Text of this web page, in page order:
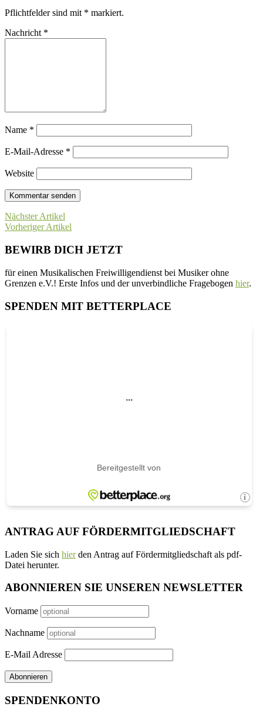
Pflichtfelder sind mit * markiert.
Nachricht *
Name *
E-Mail-Adresse *
Website
Nächster Artikel
Vorheriger Artikel
BEWIRB DICH JETZT
für einen Musikalischen Freiwilligendienst bei Musiker ohne
Grenzen e.V.! Erste Infos und der unverbindliche Fragebogen hier.
SPENDEN MIT BETTERPLACE
ANTRAG AUF FÖRDERMITGLIEDSCHAFT
Laden Sie sich hierden Antrag auf Fördermitgliedschaft als pdf-
Datei herunter.
ABONNIEREN SIE UNSEREN NEWSLETTER
Vorname
Nachname
E-Mail Adresse
SPENDENKONTO